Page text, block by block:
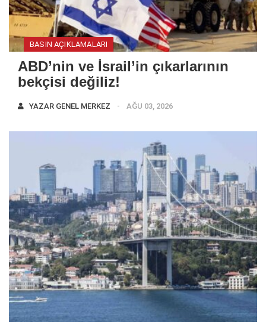
BASIN AÇIKLAMALARI
ABD’nin ve İsrail’in çıkarlarının
bekçisi değiliz!
YAZAR GENEL MERKEZ AĞU 03, 2026